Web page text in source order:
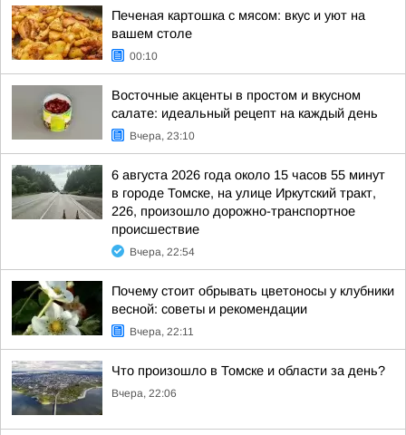
Печеная картошка с мясом: вкус и уют на
вашем столе
00:10
Восточные акценты в простом и вкусном
салате: идеальный рецепт на каждый день
Вчера, 23:10
6 августа 2026 года около 15 часов 55 минут
в городе Томске, на улице Иркутский тракт,
226, произошло дорожно-транспортное
происшествие
Вчера, 22:54
Почему стоит обрывать цветоносы у клубники
весной: советы и рекомендации
Вчера, 22:11
Что произошло в Томске и области за день?
Вчера, 22:06